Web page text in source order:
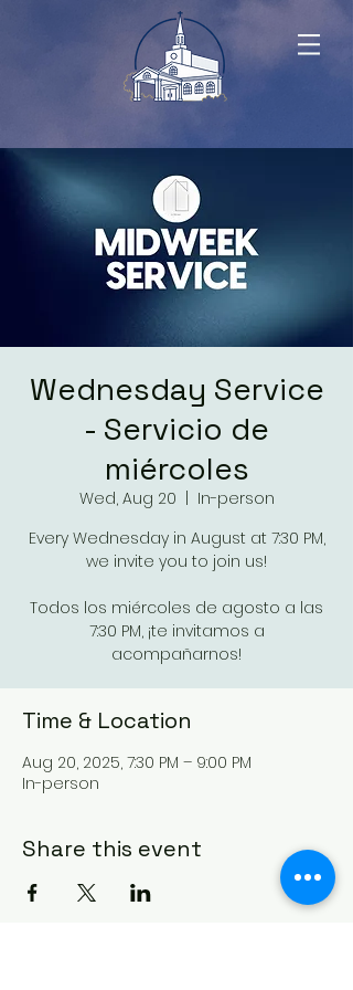
Wednesday Service
- Servicio de
miércoles
Wed, Aug 20
In-person
Every Wednesday in August at 7:30 PM,
we invite you to join us!
Todos los miércoles de agosto a las
7:30 PM, ¡te invitamos a
acompañarnos!
Time & Location
Aug 20, 2025, 7:30 PM – 9:00 PM
In-person
Share this event